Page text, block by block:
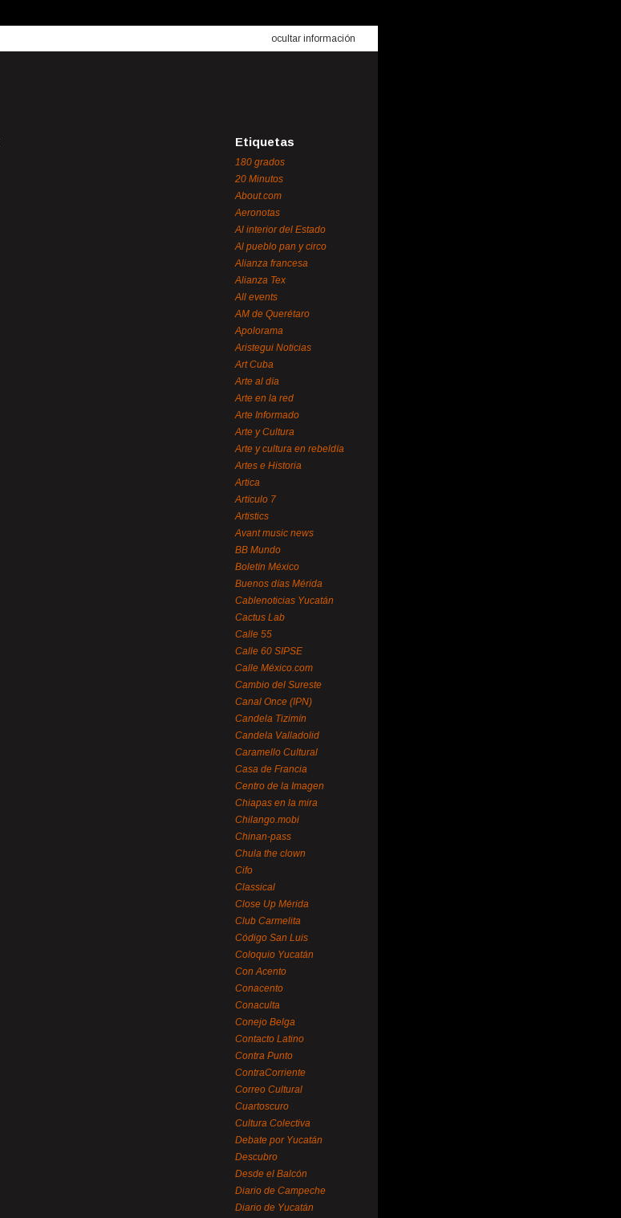
ocultar información
Etiquetas
180 grados
20 Minutos
About.com
Aeronotas
Al interior del Estado
Al pueblo pan y circo
Alianza francesa
Alianza Tex
All events
AM de Querétaro
Apolorama
Aristegui Noticias
Art Cuba
Arte al día
Arte en la red
Arte Informado
Arte y Cultura
Arte y cultura en rebeldía
Artes e Historia
Artica
Artículo 7
Artistics
Avant music news
BB Mundo
Boletín México
Buenos días Mérida
Cablenoticias Yucatán
Cactus Lab
Calle 55
Calle 60 SIPSE
Calle México.com
Cambio del Sureste
Canal Once (IPN)
Candela Tizimín
Candela Valladolid
Caramello Cultural
Casa de Francia
Centro de la Imagen
Chiapas en la mira
Chilango.mobi
Chinan-pass
Chula the clown
Cifo
Classical
Close Up Mérida
Club Carmelita
Código San Luis
Coloquio Yucatán
Con Acento
Conacento
Conaculta
Conejo Belga
Contacto Latino
Contra Punto
ContraCorriente
Correo Cultural
Cuartoscuro
Cultura Colectiva
Debate por Yucatán
Descubro
Desde el Balcón
Diario de Campeche
Diario de Yucatán